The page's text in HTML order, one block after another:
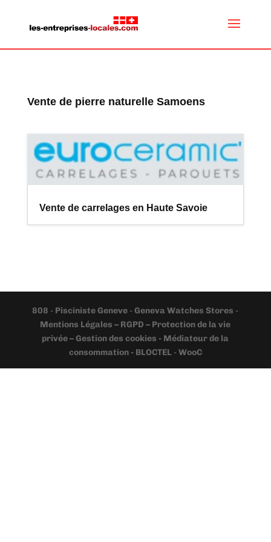
Vente de pierre naturelle Samoens
Vente de carrelages en Haute Savoie
808 - Pisciniste Geneve -Geneva Watches Stores -
Mentions Légales – RGPD – Protection de la vie
privée – Gestion des cookies - Médiateur de la
consommation - BLOCTEL -WooC